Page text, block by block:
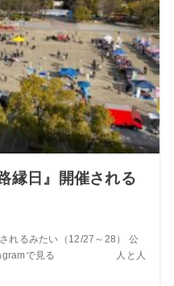
縁日』開催される
れるみたい（12/27～28） 公
で見る 人と人